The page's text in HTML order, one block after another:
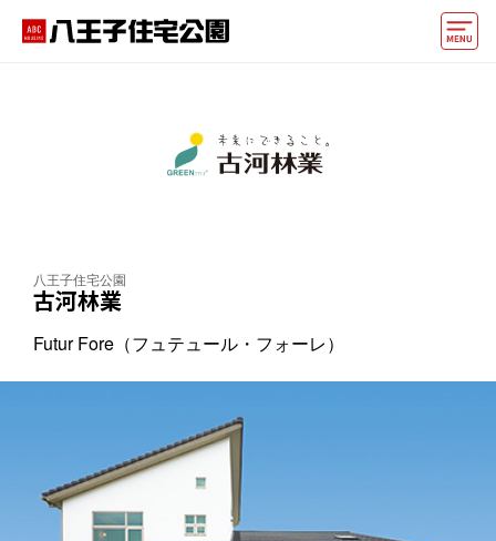
住宅会社・ハウスメーカー
好みからモデルハウスを探す
八王子住宅公園
古河林業
Futur Fore（フュテュール・フォーレ）